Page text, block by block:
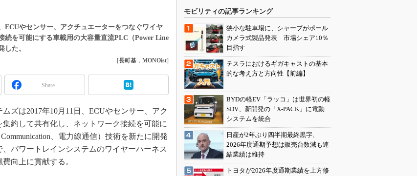
TECHNO-FRONTIER
EdgeTech+
AUTOMOTIVE WORLD
産業オープンネット展
組み込み画像技術
組み込みモデリング
ISO26262
3Dプリンタ
S＆OP
インダストリー4.0
ECUやセンサー、アクチュエーターをつなぐワイヤ
続を可能にする車載用の大容量直流PLC（Power Line
した。
[長町基 ， MONOist]
Share
ズは2017年10月11日、ECUやセンサー、アク
約して共有化し、ネットワーク接続を可能に
、電力線通信）技術を新たに開発
パワートレインシステムのワイヤーハーネス
向上に貢献する。
モビリティの記事ランキング
狭小な駐車場に、シャープがポール
カメラ式製品発表 市場シェア10％
目指す
テスラにおけるギガキャストの基本
的な考え方と方向性【前編】
BYDの軽EV「ラッコ」は世界初の軽
SDV、新開発の「X-PACK」に電動
システムを統合
日産が2年ぶり四半期最終黒字、
2026年度通期予想は販売台数減も連
結業績は維持
トヨタが2026年度通期業績を上方修